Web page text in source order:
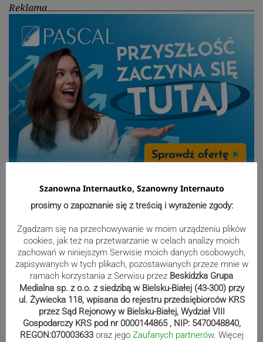
Reklama
Sport
Mistrzowie świata z MCK Żywiec!
ZDJĘCIA
Bracia Szejowie ruszają po kolejne
punkty. Liderzy mistrzostw
wystartują w Rajdzie Rzeszowskim
Szanowna Internautko, Szanowny Internauto
prosimy o zapoznanie się z treścią i wyrażenie zgody:
Zgadzam się na przechowywanie w moim urządzeniu plików
cookies, jak też na przetwarzanie w celach analizy moich
zachowań w niniejszym Serwisie moich danych osobowych,
zapisywanych w tych plikach, pozostawianych przeze mnie w
ramach korzystania z Serwisu przez Beskidzka Grupa
Medialna sp. z o.o. z siedzibą w Bielsku-Białej (43-300) przy
ul. Żywiecka 118, wpisana do rejestru przedsiębiorców KRS
przez Sąd Rejonowy w Bielsku-Białej, Wydział VIII
Gospodarczy KRS pod nr 0000144865 , NIP: 5470048840,
REGON:070003633 oraz jego Zaufanych partnerów. Więcej